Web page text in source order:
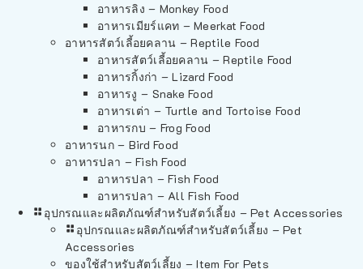
อาหารลิง – Monkey Food
อาหารเมียร์แคท – Meerkat Food
อาหารสัตว์เลี้อยคลาน – Reptile Food
อาหารสัตว์เลี้อยคลาน – Reptile Food
อาหารกิ้งก่า – Lizard Food
อาหารงู – Snake Food
อาหารเต่า – Turtle and Tortoise Food
อาหารกบ – Frog Food
อาหารนก – Bird Food
อาหารปลา – Fish Food
อาหารปลา – Fish Food
อาหารปลา – All Fish Food
อุปกรณและผลิตภัณฑ์สำหรับสัตว์เลี้ยง – Pet Accessories
อุปกรณและผลิตภัณฑ์สำหรับสัตว์เลี้ยง – Pet
Accessories
ของใช้สำหรับสัตว์เลี้ยง – Item For Pets